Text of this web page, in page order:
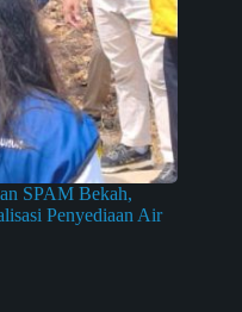
SPAM Bekah,
Penyediaan Air